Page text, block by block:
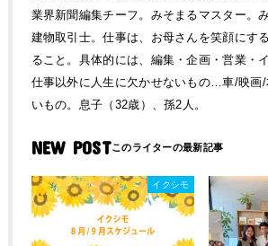
業界新聞編集チーフ。みそまるマスター。
建物取引士。仕事は、お母さんを笑顔にす
ること。具体的には、編集・企画・営業・
仕事以外に人生に欠かせないもの…車/映画
いもの。息子（32歳）、孫2人。
NEW POST
イクシモ